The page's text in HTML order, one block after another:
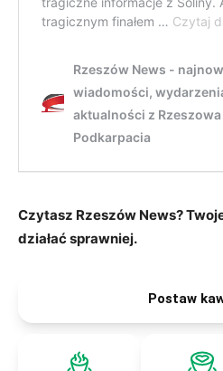
Czytasz Rzeszów News?
działać sprawniej.
Postaw